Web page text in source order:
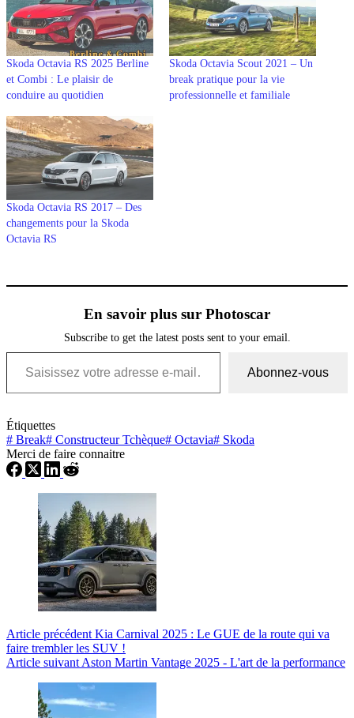
Skoda Octavia RS 2025 Berline
et Combi : Le plaisir de
conduire au quotidien
Skoda Octavia Scout 2021 – Un
break pratique pour la vie
professionnelle et familiale
Skoda Octavia RS 2017 – Des
changements pour la Skoda
Octavia RS
En savoir plus sur Photoscar
Subscribe to get the latest posts sent to your email.
Saisissez votre adresse e-mail…
Abonnez-vous
Étiquettes
# Break# Constructeur Tchèque# Octavia# Skoda
Merci de faire connaitre
Article précédent Kia Carnival 2025 : Le GUE de la route qui va
faire trembler les SUV !
Article suivant Aston Martin Vantage 2025 - L'art de la performance